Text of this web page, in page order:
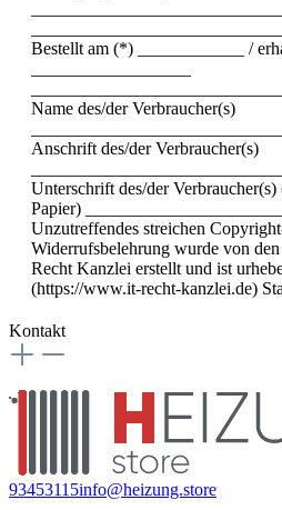
Bestellt am (*) ____________ /
Name des/der Verbraucher(s)
Anschrift des/der Verbraucher(s)
Unterschrift des/der
Papier)
Unzutreffendes streichen
Widerrufsbelehrung wurde von
Recht Kanzlei erstellt und ist
(https://www.it-recht-kanzlei.de)
Kontakt
93453115info@heizung.store